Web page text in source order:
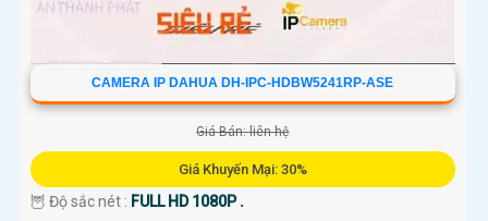
CAMERA IP DAHUA DH-IPC-HDBW5241RP-ASE
Giá Bán: liên hệ
Giá Khuyến Mại: 30%
🦉 Độ sắc nét : FULL HD 1080P .